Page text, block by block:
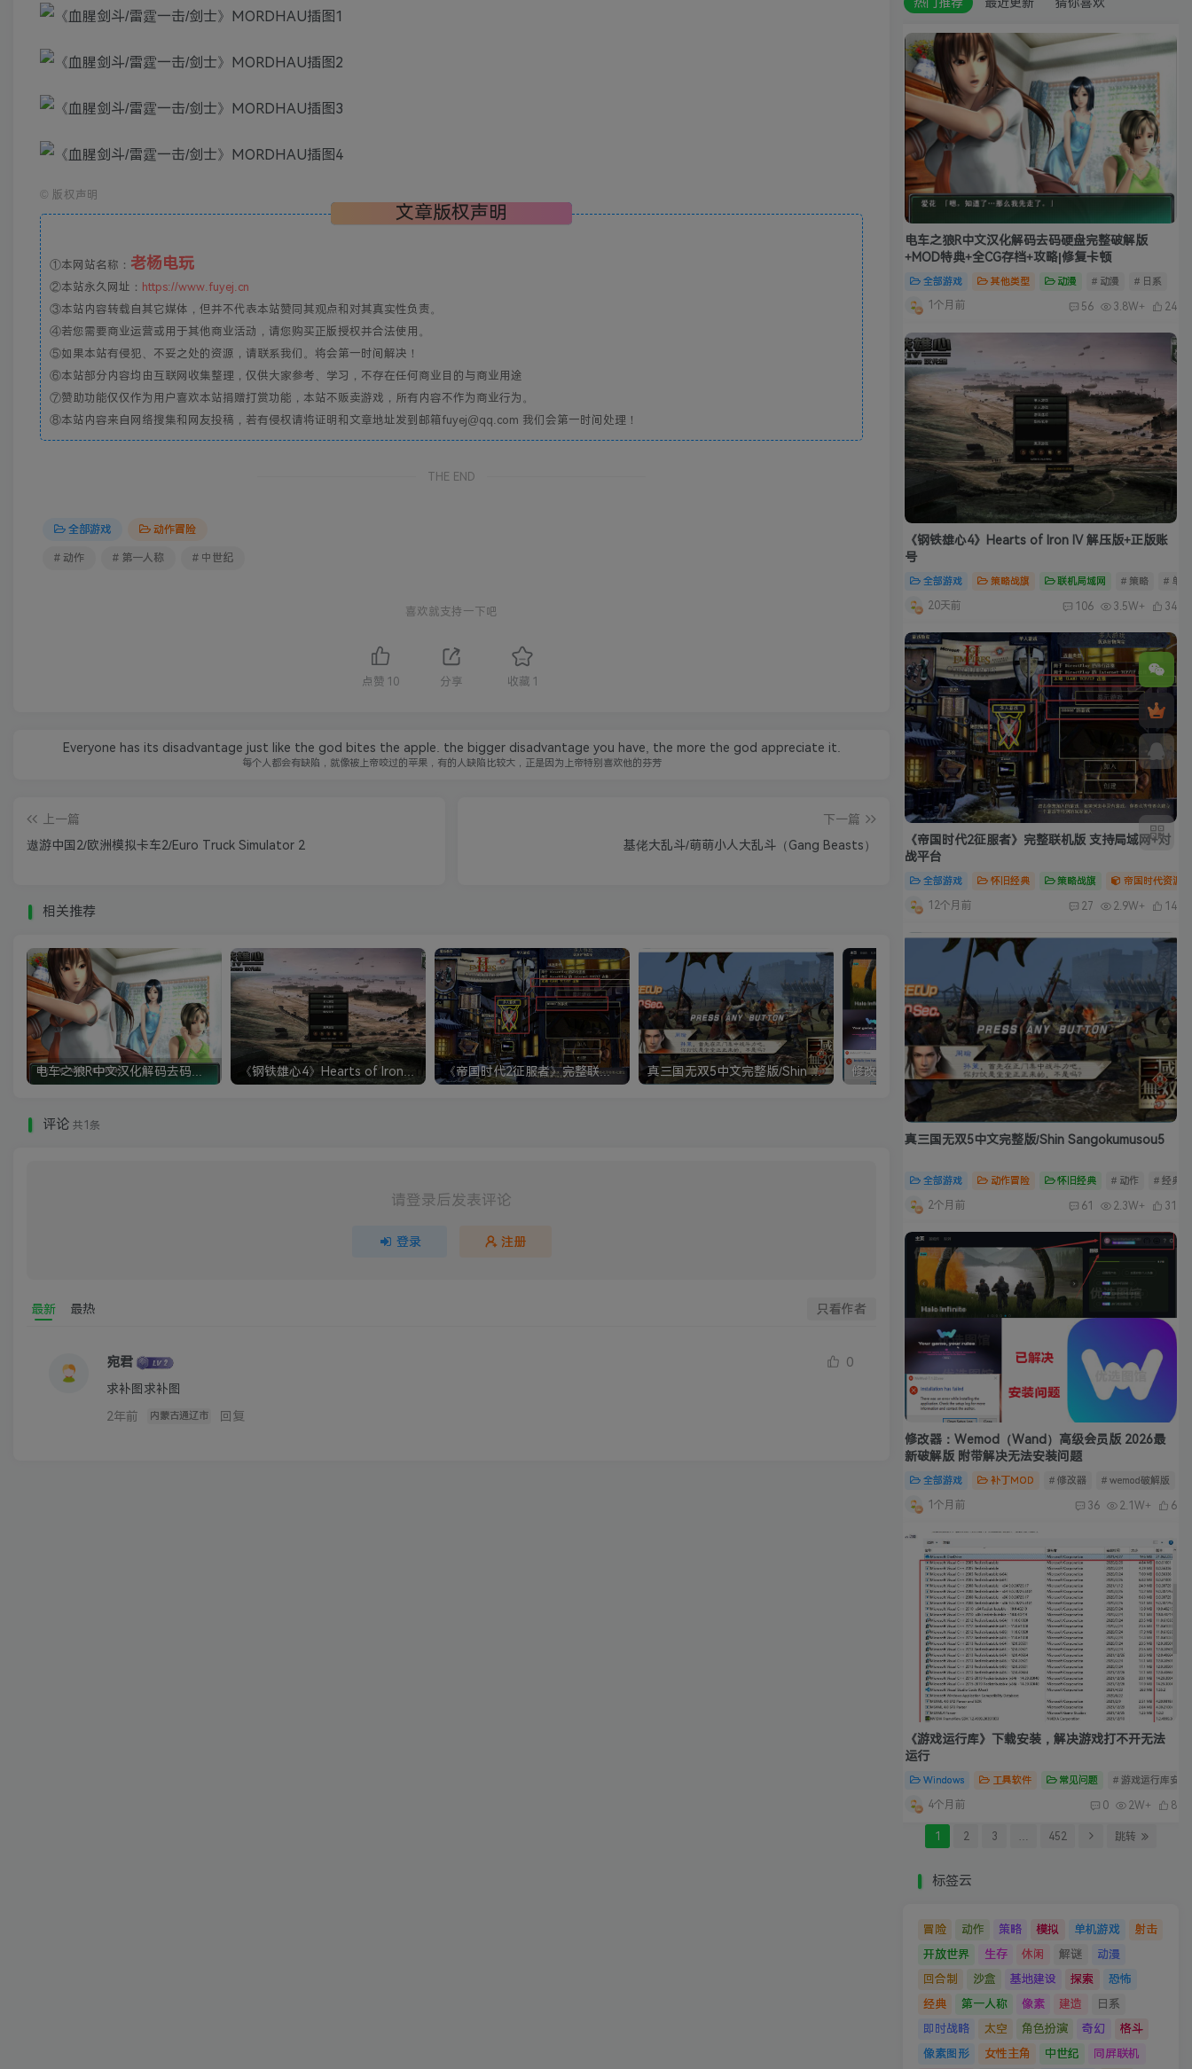
© 版权声明
文章版权声明
①本网站名称： 老杨电玩
②本站永久网址： https://www.fuyej.cn
③本站内容转载自其它媒体，但并不代表本站赞同其观点和对其真实性负责。
④若您需要商业运营或用于其他商业活动，请您购买正版授权并合法使用。
⑤如果本站有侵犯、不妥之处的资源，请联系我们。将会第一时间解决！
⑥本站部分内容均由互联网收集整理，仅供大家参考、学习，不存在任何商业目的与商业用途
⑦赞助功能仅仅作为用户喜欢本站捐赠打赏功能，本站不贩卖游戏，所有内容不作为商业行为。
⑧本站内容来自网络搜集和网友投稿，若有侵权请将证明和文章地址发到邮箱fuyej@qq.com 我们会第一时间处理！
THE END
全部游戏 动作冒险
# 动作 # 第一人称 # 中世纪
喜欢就支持一下吧
点赞 10 分享 收藏 1
Everyone has its disadvantage just like the god bites the apple. the bigger disadvantage you have, the more the god appreciate it.
每个人都会有缺陷，就像被上帝咬过的苹果，有的人缺陷比较大，正是因为上帝特别喜欢他的芬芳
上一篇
遨游中国2/欧洲模拟卡车2/Euro Truck Simulator 2
下一篇
基佬大乱斗/萌萌小人大乱斗（Gang Beasts）
相关推荐
《帝国时代2征服者》完整联机版 支持局域网+对战平台 真三国无双5中文完整版/Shin Sangokumusou5 修改器：Wemod（Wand）高级会员版 2026最新破解版 附带解决无法安装问题
评论 共1条
请登录后发表评论
登录 注册
最新 最热 只看作者
宛君 0
求补图求补图
2年前
内蒙古通辽市 回复
电车之狼R中文汉化解码去码硬盘完整破解版
+MOD特典+全CG存档+攻略|修复卡顿
全部游戏 其他类型 动漫 # 动漫 # 日系
1个月前 56 3.8W+ 24
《钢铁雄心4》Hearts of Iron IV 解压版+正版账
号
全部游戏 策略战旗 联机局域网 # 策略 # 单
20天前 106 3.5W+ 34
《帝国时代2征服者》完整联机版 支持局域网+对
战平台
全部游戏 怀旧经典 策略战旗 帝国时代资源
12个月前 27 2.9W+ 14
真三国无双5中文完整版/Shin Sangokumusou5
全部游戏 动作冒险 怀旧经典 # 动作 # 经典
2个月前 61 2.3W+ 31
修改器：Wemod（Wand）高级会员版 2026最
新破解版 附带解决无法安装问题
全部游戏 补丁MOD # 修改器 # wemod破解版
1个月前 36 2.1W+ 6
《游戏运行库》下载安装，解决游戏打不开无法
运行
Windows 工具软件 常见问题 # 游戏运行库安装
4个月前 0 2W+ 8
1 2 3 … 452 跳转
标签云
冒险 动作 策略 模拟 单机游戏
射击
开放世界
生存 休闲 解谜
动漫
回合制
沙盒 基地建设 探索
恐怖
经典
第一人称 像素 建造
日系
即时战略
太空 角色扮演 奇幻
格斗
像素图形
女性主角 中世纪 同屏联机